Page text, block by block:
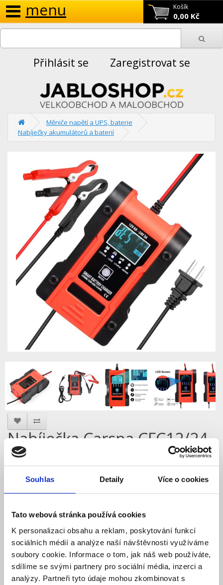
Souhlas Detaily Více o cookies
Tato webová stránka používá cookies
K personalizaci obsahu a reklam, poskytování funkcí
sociálních médií a analýze naší návštěvnosti využíváme
soubory cookie. Informace o tom, jak náš web používáte,
sdílíme se svými partnery pro sociální média, inzerci a
analýzy. Partneři tyto údaje mohou zkombinovat s
Košík
0,00 Kč
menu
Přihlásit se Zaregistrovat se
Měniče napětí a UPS, baterie
Nabíječky akumulátorů a baterií
Nabíječka Carspa CFC12/24-
06/03 pro olověné a
LiFePO4 baterie
Model: A500007607 | Výrobce:Carspa
Vaše cena bez DPH: 531,60 Kč
Vaše cena včetně DPH:
643 Kč
Dostupnost:
Skladem
Množství